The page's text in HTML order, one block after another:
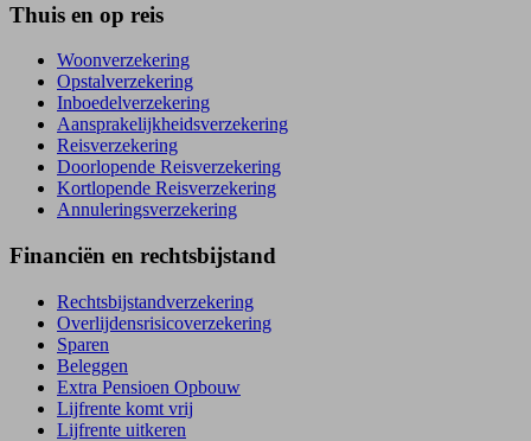
Thuis en op reis
Woonverzekering
Opstal­verzekering
Inboedel­verzekering
Aansprakelijkheids­verzekering
Reisverzekering
Doorlopende Reisverzekering
Kortlopende Reisverzekering
Annuleringsverzekering
Financiën en rechtsbijstand
Rechtsbijstand­verzekering
Overlijdensrisico­verzekering
Sparen
Beleggen
Extra Pensioen Opbouw
Lijfrente komt vrij
Lijfrente uitkeren